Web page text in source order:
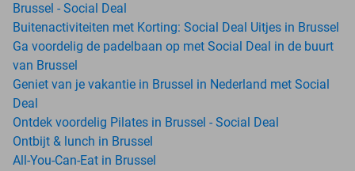
Brussel - Social Deal
Buitenactiviteiten met Korting: Social Deal Uitjes in Brussel
Ga voordelig de padelbaan op met Social Deal in de buurt
van Brussel
Geniet van je vakantie in Brussel in Nederland met Social
Deal
Ontdek voordelig Pilates in Brussel - Social Deal
Ontbijt & lunch in Brussel
All-You-Can-Eat in Brussel